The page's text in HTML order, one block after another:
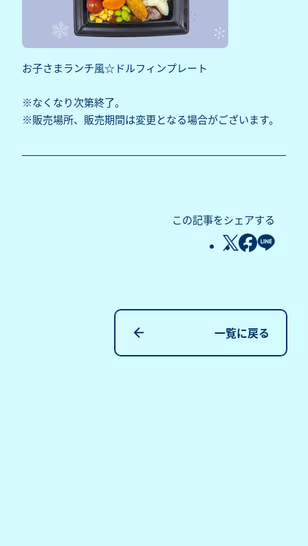
お子さまランチ風☆ドルフィンプレート
※なくなり次第終了。
※販売場所、販売期間は変更となる場合がございます。
この記事をシェアする
一覧に戻る